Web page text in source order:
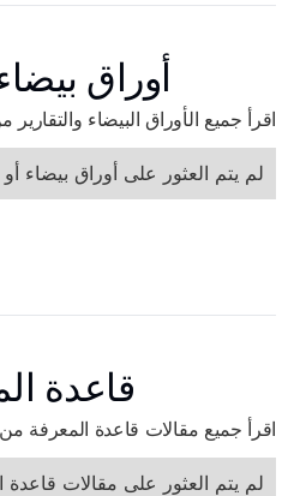
أوراق
اقرأ جميع الأوراق البيضاء
لم يتم العثور على أوراق بيضاء أو
قاعدة
اقرأ جميع مقالات قاعدة المعرفة
لم يتم العثور على مقالات قاعدة